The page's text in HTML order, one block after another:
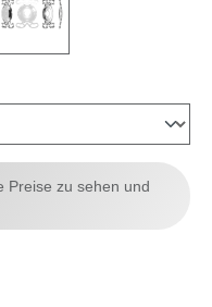
Preise zu sehen und